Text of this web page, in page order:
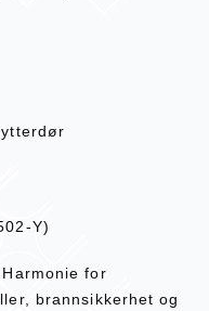
Y)
for
brannsikkerhet og